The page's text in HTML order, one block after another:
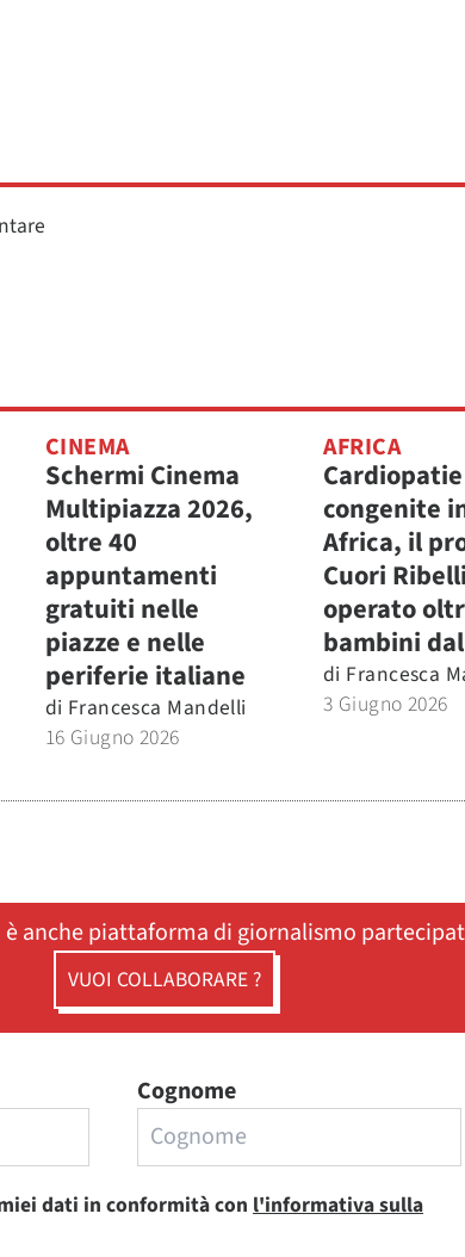
CINEMA
Schermi Cinema
Multipiazza 2026,
oltre 40
appuntamenti
gratuiti nelle
piazze e nelle
periferie italiane
di Francesca Mandelli
16 Giugno 2026
AFRICA
Cardiopatie
congenite
Africa, il
Cuori
operato
bambini
di Francesca
3 Giugno 2026
è anche piattaforma di giornalismo
VUOI COLLABORARE ?
Cognome
dati in conformità conl'informativa sulla